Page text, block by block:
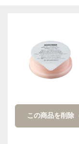
この商品を削除